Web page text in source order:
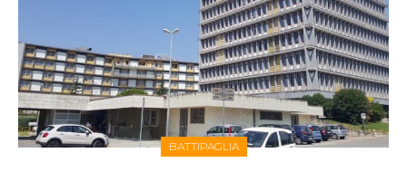
BATTIPAGLIA